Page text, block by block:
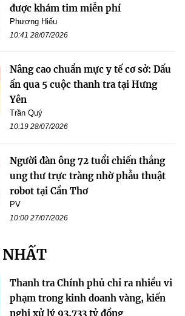
được khám tim miễn phí
Phương Hiếu
10:41 28/07/2026
Nâng cao chuẩn mực y tế cơ sở: Dấu
ấn qua 5 cuộc thanh tra tại Hưng
Yên
Trần Quý
10:19 28/07/2026
Người đàn ông 72 tuổi chiến thắng
ung thư trực tràng nhờ phẫu thuật
robot tại Cần Thơ
PV
10:00 27/07/2026
Thanh tra Chính phủ chỉ ra nhiều vi
phạm trong kinh doanh vàng, kiến
nghị xử lý 93,733 tỷ đồng